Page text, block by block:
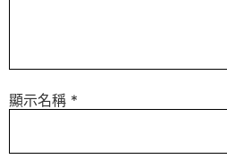
顯示名稱 *